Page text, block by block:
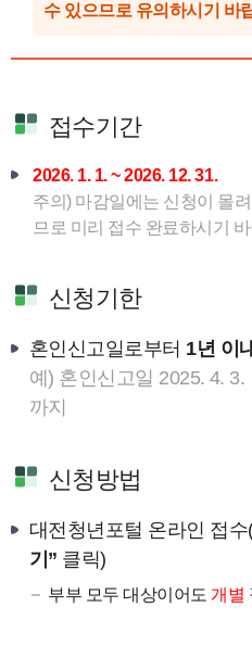
수 있으므로 유의하시기 바
접수기간
2026. 1. 1. ~ 2026. 12. 31.
주의) 마감일에는 신청이 몰
므로 미리 접수 완료하시기
신청기한
혼인신고일로부터 1년 이
예) 혼인신고일 2025. 4.
까지
신청방법
대전청년포털 온라인 접수
기” 클릭)
부부 모두 대상이어도개별